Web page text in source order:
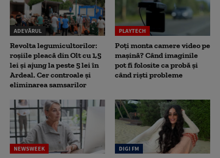
ADEVĂRUL
Revolta legumicultorilor:
roșiile pleacă din Olt cu 1,5
lei și ajung la peste 5 lei în
Ardeal. Cer controale și
eliminarea samsarilor
PLAYTECH
Poți monta camere video pe
mașină? Când imaginile
pot fi folosite ca probă și
când riști probleme
NEWSWEEK DIGI FM